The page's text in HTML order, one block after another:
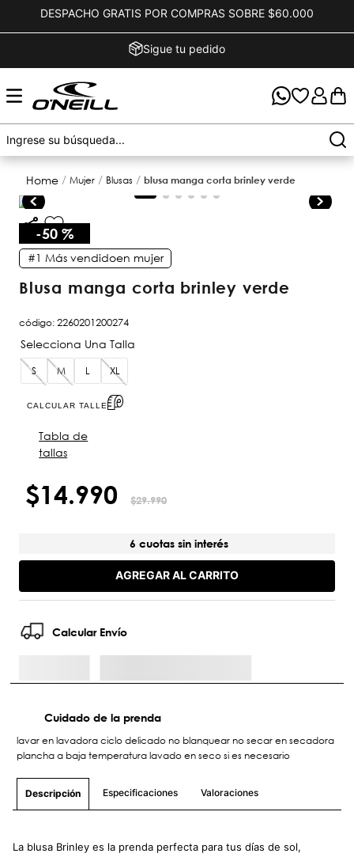
DESPACHO GRATIS POR COMPRAS SOBRE $60.000
Sigue tu pedido
mujer blusas blusa manga corta brinley verde
-50 %
#1 Más vendidoen mujer
blusa manga corta brinley verde
código:2260201200274
S M L XL
CALCULAR TALLE
Tabla de
tallas
$14.990 $29.990
6 cuotas sin interés
AGREGAR AL CARRITO
Calcular Envío
Cuidado de la prenda
lavar en lavadora ciclo delicado no blanquear no secar en secadora
plancha a baja temperatura lavado en seco si es necesario
Descripción Especificaciones Valoraciones
La blusa Brinley es la prenda perfecta para tus días de sol,